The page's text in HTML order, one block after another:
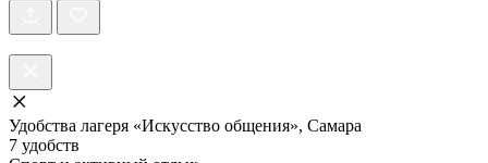
Удобства лагеря «Искусство общения», Самара
7 удобств